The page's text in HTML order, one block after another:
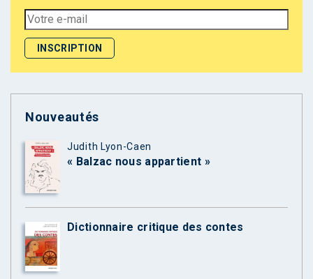
Nouveautés
Judith Lyon-Caen
« Balzac nous appartient »
Dictionnaire critique des contes